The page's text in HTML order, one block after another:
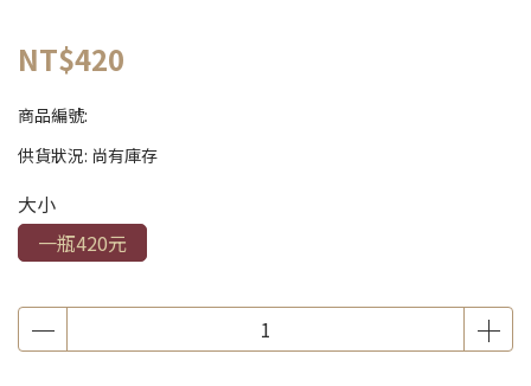
NT$420
商品編號:
供貨狀況: 尚有庫存
大小
一瓶420元